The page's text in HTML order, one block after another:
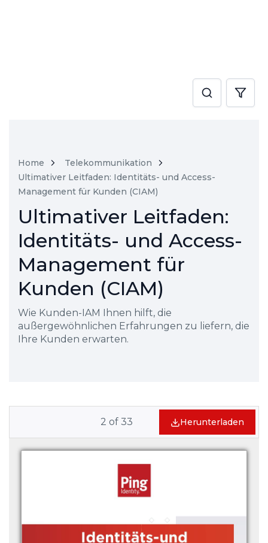
Home
Telekommunikation
Ultimativer Leitfaden: Identitäts- und Access-
Management für Kunden (CIAM)
Ultimativer Leitfaden:
Identitäts- und Access-
Management für
Kunden (CIAM)
Wie Kunden-IAM Ihnen hilft, die
außergewöhnlichen Erfahrungen zu liefern, die
Ihre Kunden erwarten.
2 of 33 Herunterladen